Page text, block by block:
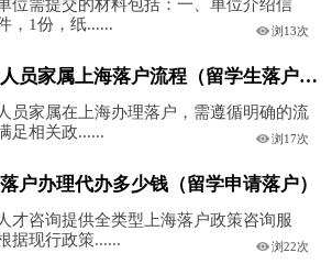
位需提交的材料包括：一、单位介绍信
，1份，纸......
浏13次
留学人员家属上海落户流程（留学生落户上海可以带家属吗）
员家属在上海办理落户，需遵循明确的流
足相关政......
浏17次
户办理代办多少钱（留学申请落户）
才咨询提供全类型上海落户政策咨询服
据现行政策......
浏22次